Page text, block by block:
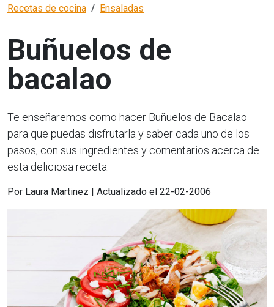
Recetas de cocina Ensaladas
Buñuelos de
bacalao
Te enseñaremos como hacer Buñuelos de Bacalao
para que puedas disfrutarla y saber cada uno de los
pasos, con sus ingredientes y comentarios acerca de
esta deliciosa receta.
Por Laura Martinez | Actualizado el 22-02-2006